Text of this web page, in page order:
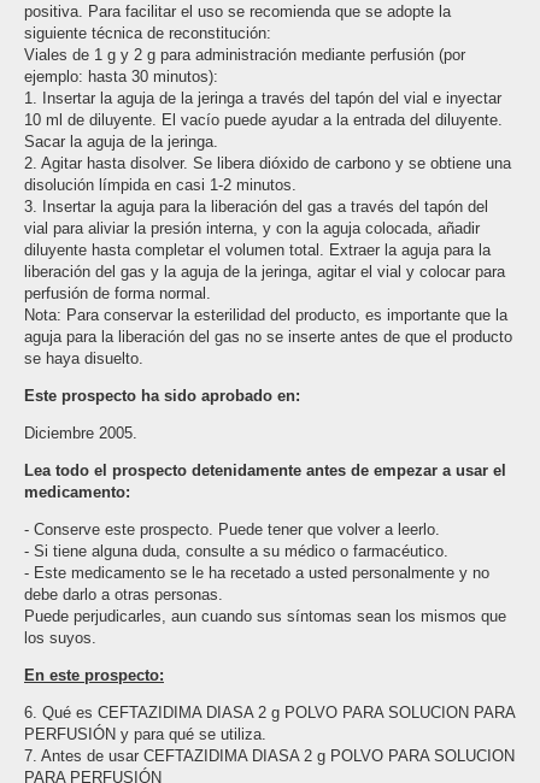
positiva. Para facilitar el uso se recomienda que se adopte la
siguiente técnica de reconstitución:
Viales de 1 g y 2 g para administración mediante perfusión (por
ejemplo: hasta 30 minutos):
1. Insertar la aguja de la jeringa a través del tapón del vial e inyectar
10 ml de diluyente. El vacío puede ayudar a la entrada del diluyente.
Sacar la aguja de la jeringa.
2. Agitar hasta disolver. Se libera dióxido de carbono y se obtiene una
disolución límpida en casi 1-2 minutos.
3. Insertar la aguja para la liberación del gas a través del tapón del
vial para aliviar la presión interna, y con la aguja colocada, añadir
diluyente hasta completar el volumen total. Extraer la aguja para la
liberación del gas y la aguja de la jeringa, agitar el vial y colocar para
perfusión de forma normal.
Nota: Para conservar la esterilidad del producto, es importante que la
aguja para la liberación del gas no se inserte antes de que el producto
se haya disuelto.
Este prospecto ha sido aprobado en:
Diciembre 2005.
Lea todo el prospecto detenidamente antes de empezar a usar el
medicamento:
- Conserve este prospecto. Puede tener que volver a leerlo.
- Si tiene alguna duda, consulte a su médico o farmacéutico.
- Este medicamento se le ha recetado a usted personalmente y no
debe darlo a otras personas.
Puede perjudicarles, aun cuando sus síntomas sean los mismos que
los suyos.
En este prospecto:
6. Qué es CEFTAZIDIMA DIASA 2 g POLVO PARA SOLUCION PARA
PERFUSIÓN y para qué se utiliza.
7. Antes de usar CEFTAZIDIMA DIASA 2 g POLVO PARA SOLUCION
PARA PERFUSIÓN